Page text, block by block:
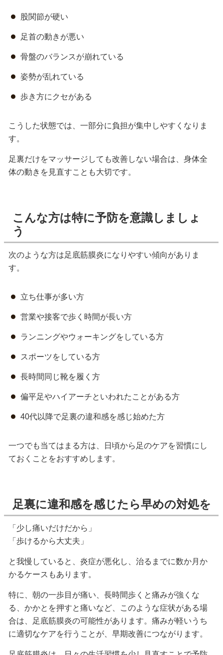
股関節が硬い
足首の動きが悪い
骨盤のバランスが崩れている
姿勢が乱れている
歩き方にクセがある
こうした状態では、一部分に負担が集中しやすくなりま
す。
足裏だけをマッサージしても改善しない場合は、身体全
体の動きを見直すことも大切です。
こんな方は特に予防を意識しましょ
う
次のような方は足底筋膜炎になりやすい傾向がありま
す。
立ち仕事が多い方
営業や接客で歩く時間が長い方
ランニングやウォーキングをしている方
スポーツをしている方
長時間同じ靴を履く方
偏平足やハイアーチといわれたことがある方
40代以降で足裏の違和感を感じ始めた方
一つでも当てはまる方は、日頃から足のケアを習慣にし
ておくことをおすすめします。
足裏に違和感を感じたら早めの対処を
「少し痛いだけだから」
「歩けるから大丈夫」
と我慢していると、炎症が悪化し、治るまでに数か月か
かるケースもあります。
特に、朝の一歩目が痛い、長時間歩くと痛みが強くな
る、かかとを押すと痛いなど、このような症状がある場
合は、足底筋膜炎の可能性があります。痛みが軽いうち
に適切なケアを行うことが、早期改善につながります。